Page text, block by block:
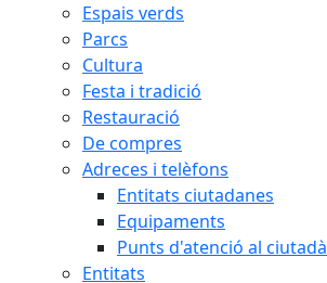
Espais verds
Parcs
Cultura
Festa i tradició
Restauració
De compres
Adreces i telèfons
Entitats ciutadanes
Equipaments
Punts d'atenció al ciutadà
Entitats